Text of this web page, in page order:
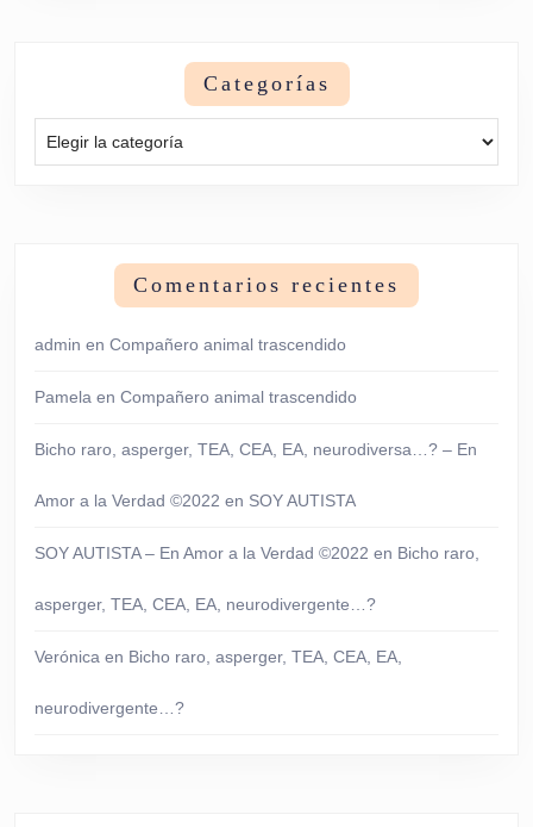
Categorías
Comentarios recientes
admin en Compañero animal trascendido
Pamela en Compañero animal trascendido
Bicho raro, asperger, TEA, CEA, EA, neurodiversa…? – En
Amor a la Verdad ©2022 en SOY AUTISTA
SOY AUTISTA – En Amor a la Verdad ©2022 en Bicho raro,
asperger, TEA, CEA, EA, neurodivergente…?
Verónica en Bicho raro, asperger, TEA, CEA, EA,
neurodivergente…?